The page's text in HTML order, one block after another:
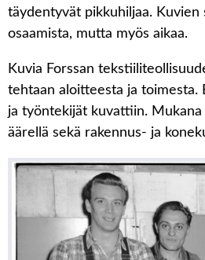
täydentyvät pikkuhiljaa.
osaamista, mutta myös aikaa.
Kuvia Forssan
tehtaan aloitteesta ja toimesta.
ja työntekijät kuvattiin.
äärellä sekä rakennus- ja